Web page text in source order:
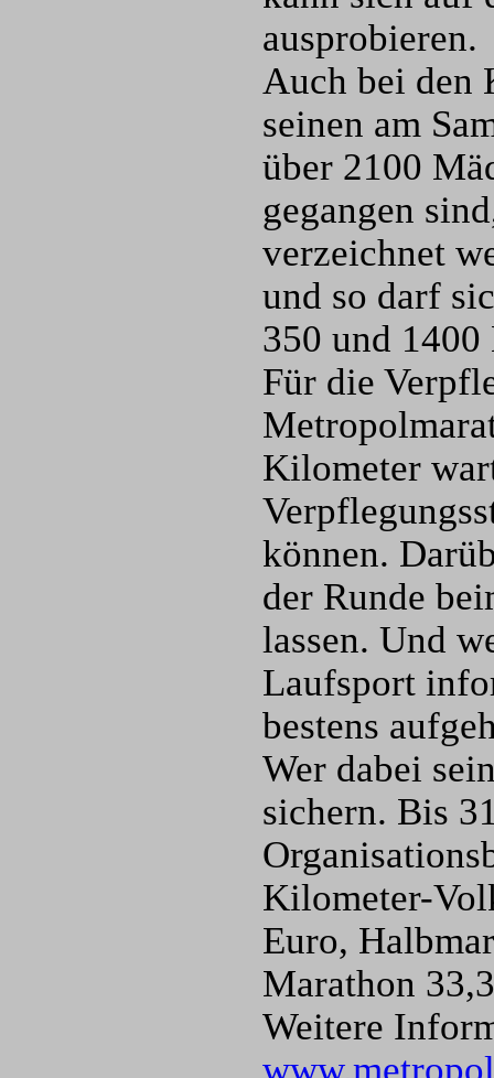
ausprobieren.
Auch bei den
seinen am
über 2100
gegangen
verzeichnet
und so darf
350 und 1400
Für die
Kilometer
können.
der Runde
lassen. Und
Laufsport
bestens
Wer dabei
sichern. Bis
Kilometer-
Euro,
Marathon
Weitere